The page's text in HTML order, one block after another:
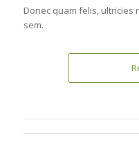
Donec quam felis, ultricies
sem.